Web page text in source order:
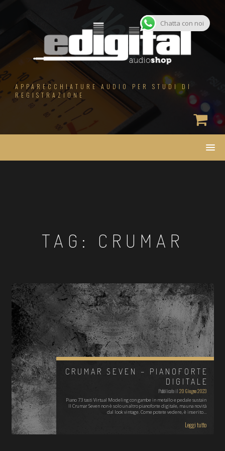
APPARECCHIATURE AUDIO PER STUDI DI
REGISTRAZIONE
TAG: CRUMAR
CRUMAR SEVEN – PIANOFORTE
DIGITALE
Pubblicato il 20 Giugno 2023
Piano 73 tasti Virtual Modeling con gambe in metallo e pedale sustain
Il Crumar Seven non è solo un altro pianoforte digitale, ma una novità
dal look vintage. Come potete vedere, è inserito…
Leggi tutto
Chatta con noi